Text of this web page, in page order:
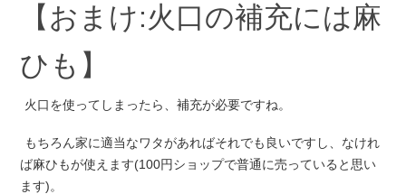
【おまけ:火口の補充には麻
ひも】
火口を使ってしまったら、補充が必要ですね。
もちろん家に適当なワタがあればそれでも良いですし、なけれ
ば麻ひもが使えます(100円ショップで普通に売っていると思い
ます)。